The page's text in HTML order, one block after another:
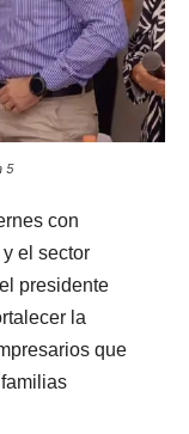
5
con
el sector
presidente
la
que